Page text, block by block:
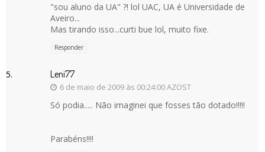
"sou aluno da UA" ?! lol UAC, UA é Universidade de
Aveiro...
Mas tirando isso...curti bue lol, muito fixe.
Responder
Leni77
6 de maio de 2009 às 00:24:00 AZOST
Só podia..... Não imaginei que fosses tão dotado!!!!!
Parabéns!!!!